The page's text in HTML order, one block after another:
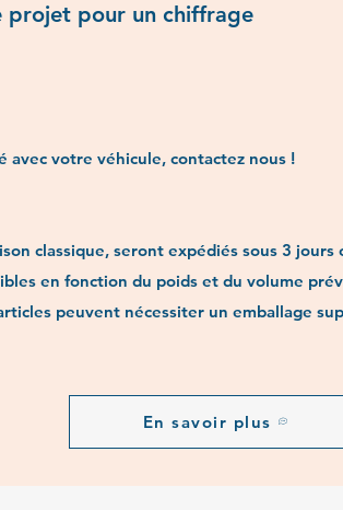
projet pour un chiffrage
avec votre véhicule, contactez nous !
classique, seront expédiés sous 3
en fonction du poids et du volume
peuvent nécessiter un emballage
En savoir plus